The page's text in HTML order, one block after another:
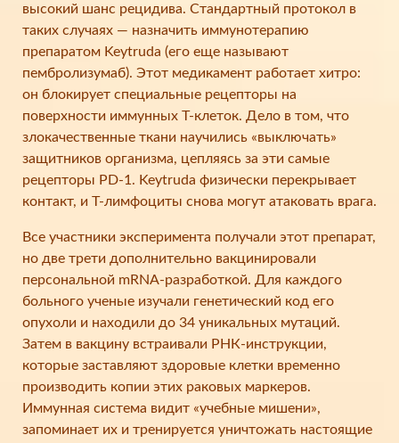
высокий шанс рецидива. Стандартный протокол в
таких случаях — назначить иммунотерапию
препаратом Keytruda (его еще называют
пембролизумаб). Этот медикамент работает хитро:
он блокирует специальные рецепторы на
поверхности иммунных T-клеток. Дело в том, что
злокачественные ткани научились «выключать»
защитников организма, цепляясь за эти самые
рецепторы PD-1. Keytruda физически перекрывает
контакт, и T-лимфоциты снова могут атаковать врага.
Все участники эксперимента получали этот препарат,
но две трети дополнительно вакцинировали
персональной mRNA-разработкой. Для каждого
больного ученые изучали генетический код его
опухоли и находили до 34 уникальных мутаций.
Затем в вакцину встраивали РНК-инструкции,
которые заставляют здоровые клетки временно
производить копии этих раковых маркеров.
Иммунная система видит «учебные мишени»,
запоминает их и тренируется уничтожать настоящие